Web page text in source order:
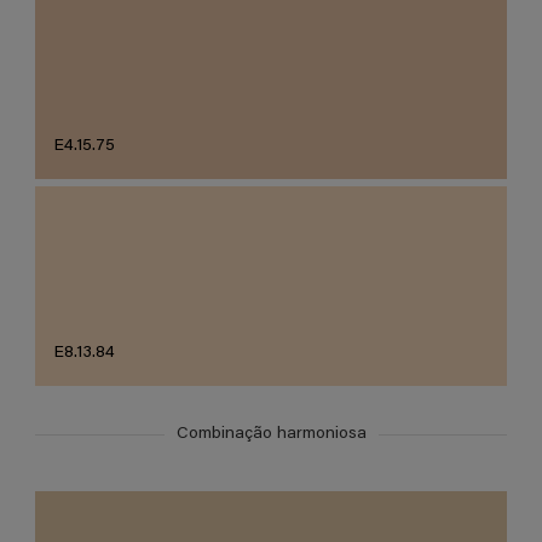
E4.15.75
E8.13.84
Combinação harmoniosa